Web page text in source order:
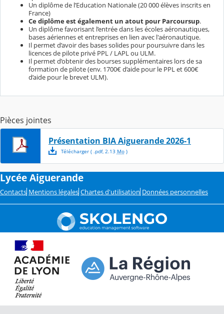
Un diplôme de l’Education Nationale (20 000 élèves inscrits en
France)
Ce diplôme est également un atout pour Parcoursup.
Un diplôme favorisant l’entrée dans les écoles aéronautiques,
bases aériennes et entreprises en lien avec l'aéronautique.
Il permet d’avoir des bases solides pour poursuivre dans les
licences de pilote privé PPL / LAPL ou ULM.
Il permet d’obtenir des bourses supplémentaires lors de sa
formation de pilote (env. 1700€ d’aide pour le PPL et 600€
d’aide pour le brevet ULM).
Pièces jointes
Présentation BIA Aiguerande 2026-1
Télécharger( .pdf, 2.13 Mo)
Lycée Aiguerande
Contacts Mentions légales Chartes d'utilisation Données personnelles